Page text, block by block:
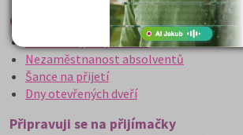
Chci porovnat školy a obory
Srovnání vysokých škol
Nezaměstnanost absolventů
Šance na přijetí
Dny otevřených dveří
Připravuji se na přijímačky